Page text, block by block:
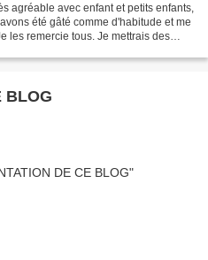
agréable avec enfant et petits enfants,
été gâté comme d'habitude et me
les remercie tous. Je mettrais des
BLOG